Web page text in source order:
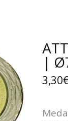
|